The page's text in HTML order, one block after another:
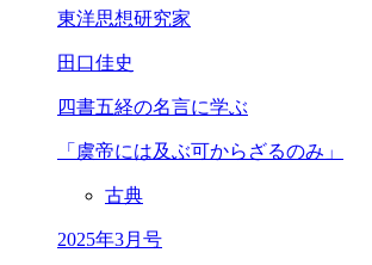
東洋思想研究家
田口佳史
四書五経の名言に学ぶ
「虞帝には及ぶ可からざるのみ」
古典
2025年3月号